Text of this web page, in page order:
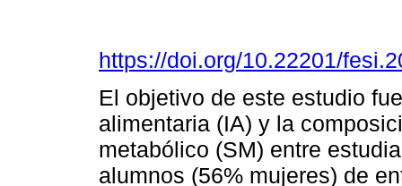
https://doi.org/10.22201/
El objetivo de este estudio
alimentaria (IA) y la
metabólico (SM) entre
alumnos (56% mujeres) de